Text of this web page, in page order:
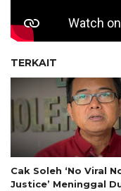
TERKAIT
Cak Soleh ‘No Viral
Justice’ Meninggal